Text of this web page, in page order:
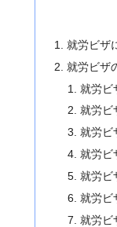
就労ビザ
就労ビザ
就労ビ
就労
就労
就労ビ
就労ビ
就労
就労